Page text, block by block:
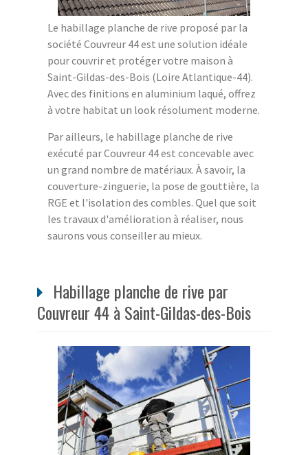
Le habillage planche de rive proposé par la
société Couvreur 44 est une solution idéale
pour couvrir et protéger votre maison à
Saint-Gildas-des-Bois (Loire Atlantique-44).
Avec des finitions en aluminium laqué, offrez
à votre habitat un look résolument moderne.
Par ailleurs, le habillage planche de rive
exécuté par Couvreur 44 est concevable avec
un grand nombre de matériaux. À savoir, la
couverture-zinguerie, la pose de gouttière, la
RGE et l'isolation des combles. Quel que soit
les travaux d'amélioration à réaliser, nous
saurons vous conseiller au mieux.
Habillage planche de rive par
Couvreur 44 à Saint-Gildas-des-Bois